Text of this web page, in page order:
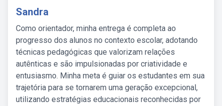
Sandra
Como orientador, minha entrega é completa ao
progresso dos alunos no contexto escolar, adotando
técnicas pedagógicas que valorizam relações
autênticas e são impulsionadas por criatividade e
entusiasmo. Minha meta é guiar os estudantes em sua
trajetória para se tornarem uma geração excepcional,
utilizando estratégias educacionais reconhecidas por